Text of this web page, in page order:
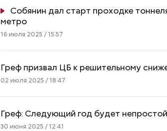
Собянин дал старт проходке
метро
16 июля 2025 / 15:57
Греф призвал ЦБ к решительному
02 июля 2025 / 18:47
Греф: Следующий год будет
30 июня 2025 / 12:41